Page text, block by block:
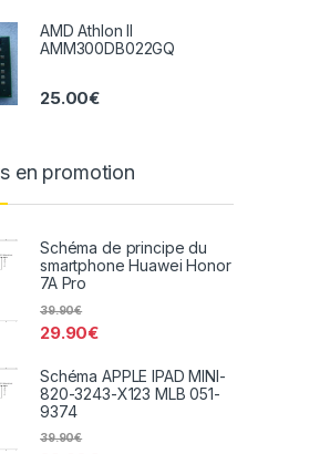
AMD Athlon II
AMM300DB022GQ
25.00€
en promotion
Schéma de principe du
smartphone Huawei Honor
7A Pro
29.90€
39.90€
Schéma APPLE IPAD MINI-
820-3243-X123 MLB 051-
9374
39.90€